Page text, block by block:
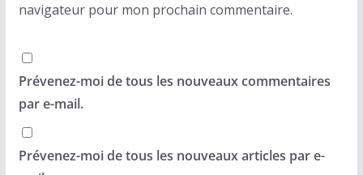
navigateur pour mon prochain commentaire.
Prévenez-moi de tous les nouveaux commentaires
par e-mail.
Prévenez-moi de tous les nouveaux articles par e-